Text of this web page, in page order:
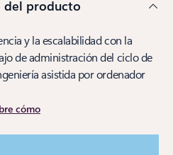
del producto
y la escalabilidad con la
de administración del ciclo de
asistida por ordenador
cómo